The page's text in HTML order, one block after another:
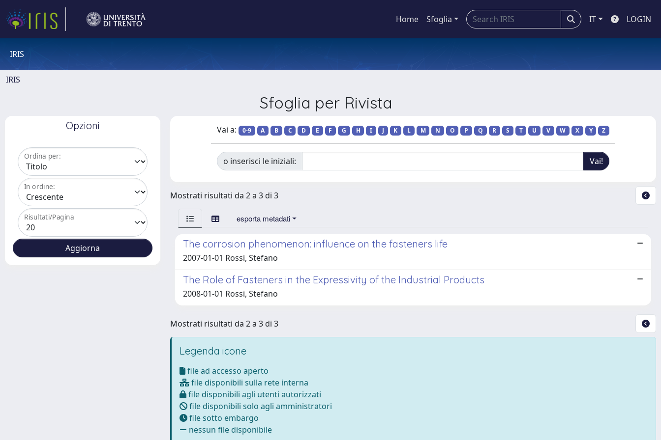
Home Sfoglia IT LOGIN
IRIS
IRIS
Sfoglia per Rivista
Opzioni
Ordina per:
In ordine:
Risultati/Pagina
Vai a: 0-9 A B C D E F G H I J K L M N O P Q R S T U V W X Y Z
o inserisci le iniziali:
Mostrati risultati da 2 a 3 di 3
esporta metadati
The corrosion phenomenon: influence on the fasteners life
2007-01-01 Rossi, Stefano
The Role of Fasteners in the Expressivity of the Industrial Products
2008-01-01 Rossi, Stefano
Mostrati risultati da 2 a 3 di 3
Legenda icone
file ad accesso aperto
file disponibili sulla rete interna
file disponibili agli utenti autorizzati
file disponibili solo agli amministratori
file sotto embargo
nessun file disponibile